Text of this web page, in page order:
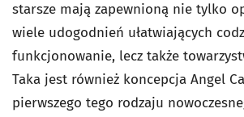
starsze mają zapewnioną nie tylko
wiele udogodnień ułatwiających
funkcjonowanie, lecz także
Taka jest również koncepcja Angel
pierwszego tego rodzaju